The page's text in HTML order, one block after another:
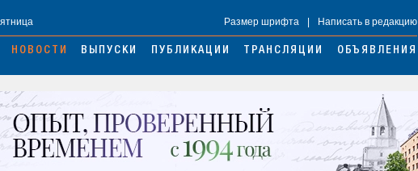
Размер шрифта Написать в редакцию
НОВОСТИ ВЫПУСКИ ПУБЛИКАЦИИ ТРАНСЛЯЦИИ ОБЪЯВЛЕНИЯ